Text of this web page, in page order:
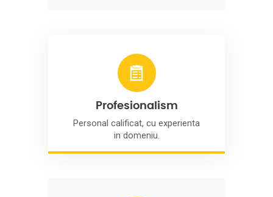
Profesionalism
Personal calificat, cu experienta
in domeniu.